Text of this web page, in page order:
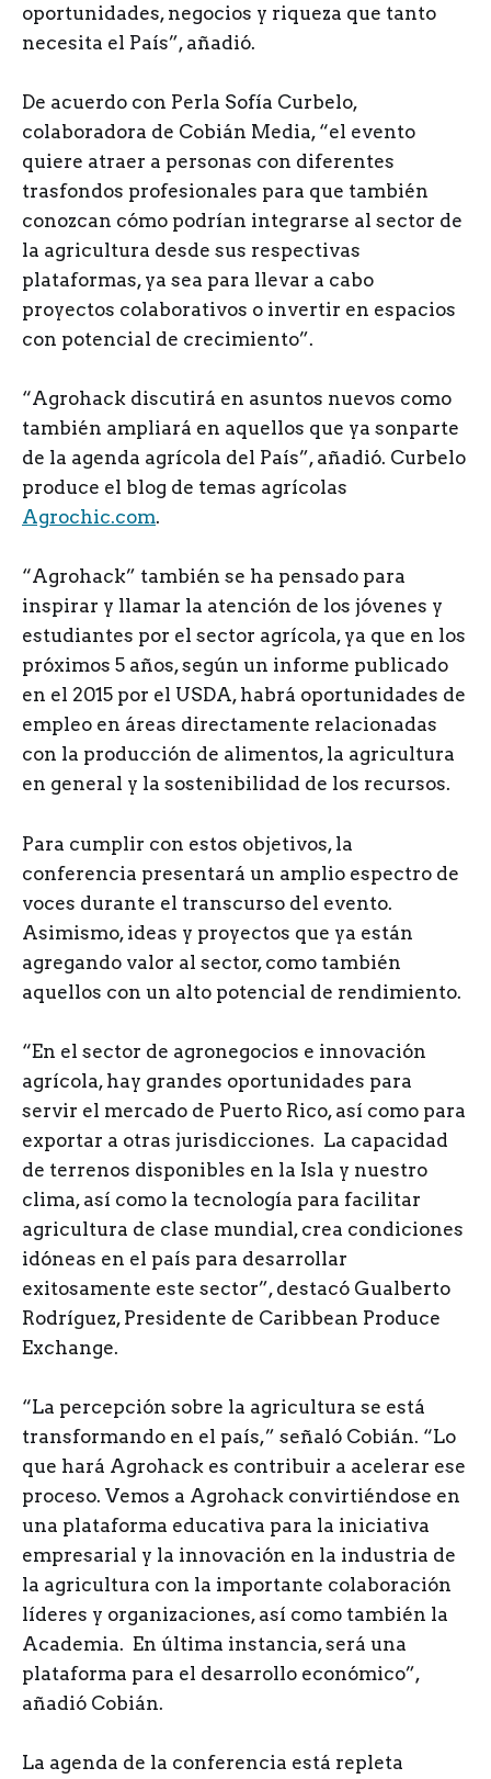
oportunidades, negocios y riqueza que tanto
necesita el País”, añadió.
De acuerdo con Perla Sofía Curbelo,
colaboradora de Cobián Media, “el evento
quiere atraer a personas con diferentes
trasfondos profesionales para que también
conozcan cómo podrían integrarse al sector de
la agricultura desde sus respectivas
plataformas, ya sea para llevar a cabo
proyectos colaborativos o invertir en espacios
con potencial de crecimiento”.
“Agrohack discutirá en asuntos nuevos como
también ampliará en aquellos que ya sonparte
de la agenda agrícola del País”, añadió. Curbelo
produce el blog de temas agrícolas
Agrochic.com.
“Agrohack” también se ha pensado para
inspirar y llamar la atención de los jóvenes y
estudiantes por el sector agrícola, ya que en los
próximos 5 años, según un informe publicado
en el 2015 por el USDA, habrá oportunidades de
empleo en áreas directamente relacionadas
con la producción de alimentos, la agricultura
en general y la sostenibilidad de los recursos.
Para cumplir con estos objetivos, la
conferencia presentará un amplio espectro de
voces durante el transcurso del evento.
Asimismo, ideas y proyectos que ya están
agregando valor al sector, como también
aquellos con un alto potencial de rendimiento.
“En el sector de agronegocios e innovación
agrícola, hay grandes oportunidades para
servir el mercado de Puerto Rico, así como para
exportar a otras jurisdicciones. La capacidad
de terrenos disponibles en la Isla y nuestro
clima, así como la tecnología para facilitar
agricultura de clase mundial, crea condiciones
idóneas en el país para desarrollar
exitosamente este sector”, destacó Gualberto
Rodríguez, Presidente de Caribbean Produce
Exchange.
“La percepción sobre la agricultura se está
transformando en el país,” señaló Cobián. “Lo
que hará Agrohack es contribuir a acelerar ese
proceso. Vemos a Agrohack convirtiéndose en
una plataforma educativa para la iniciativa
empresarial y la innovación en la industria de
la agricultura con la importante colaboración
líderes y organizaciones, así como también la
Academia. En última instancia, será una
plataforma para el desarrollo económico”,
añadió Cobián.
La agenda de la conferencia está repleta